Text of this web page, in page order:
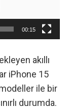
00:15
akıllı
iPhone 15
ile bir
durumda.